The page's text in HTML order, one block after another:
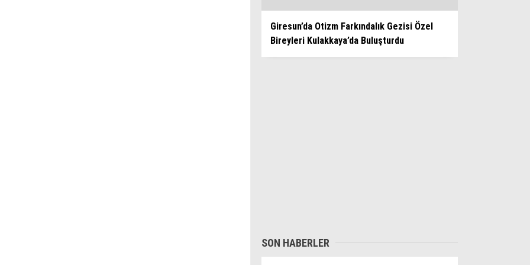
Giresun’da Otizm Farkındalık Gezisi Özel
Bireyleri Kulakkaya’da Buluşturdu
SON HABERLER